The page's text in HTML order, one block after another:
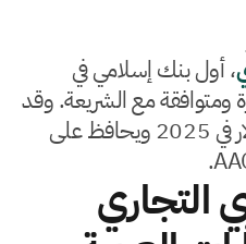
، أول بنك إسلامي في
ومتوافقة مع الشريعة. وقد
أصدر صكوكًا بقيمة مليار دولار في 2025 ويحافظ على
التجاري